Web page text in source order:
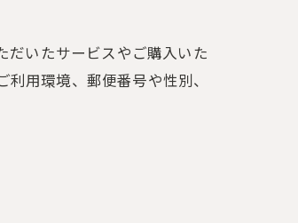
だいたサービスやご購入いた
用環境、郵便番号や性別、